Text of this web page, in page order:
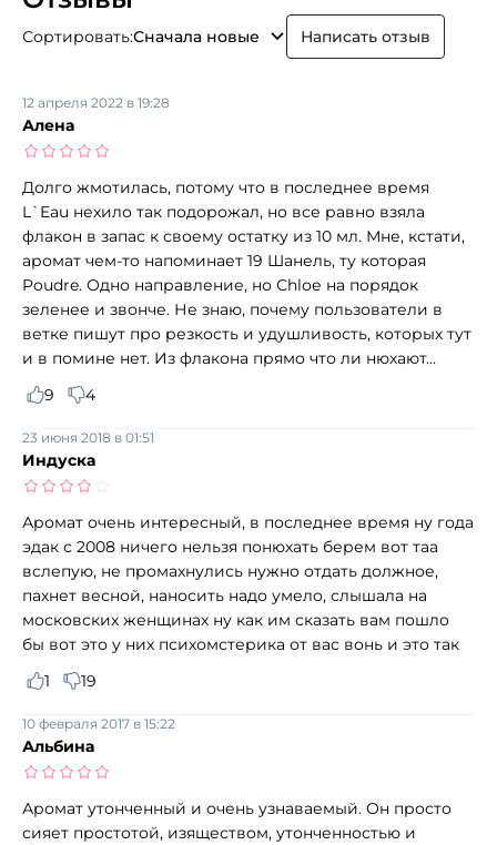
Сортировать:Сначала новые Написать отзыв
Алена
12 апреля 2022 в 19:28
Долго жмотилась, потому что в последнее время
L`Eau нехило так подорожал, но все равно взяла
флакон в запас к своему остатку из 10 мл. Мне, кстати,
аромат чем-то напоминает 19 Шанель, ту которая
Poudre. Одно направление, но Сhlое на порядок
зеленее и звонче. Не знаю, почему пользователи в
ветке пишут про резкость и удушливость, которых тут
и в помине нет. Из флакона прямо что ли нюхают...
9
4
Индуска
23 июня 2018 в 01:51
Аромат очень интересный, в последнее время ну года
эдак с 2008 ничего нельзя понюхать берем вот таа
вслепую, не промахнулись нужно отдать должное,
пахнет весной, наносить надо умело, слышала на
московских женщинах ну как им сказать вам пошло
бы вот это у них психомстерика от вас вонь и это так
1
19
Альбина
10 февраля 2017 в 15:22
Аромат утонченный и очень узнаваемый. Он просто
сияет простотой, изяществом, утонченностью и